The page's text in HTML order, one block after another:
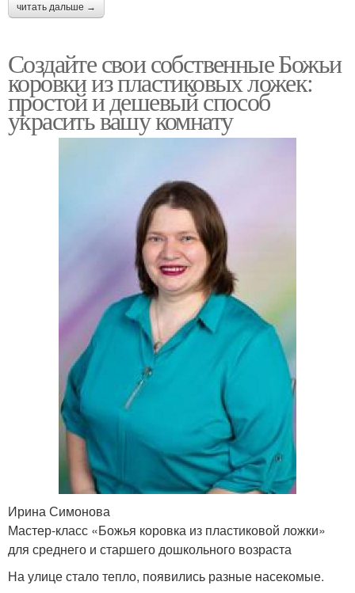
читать дальше →
Создайте свои собственные Божьи
коровки из пластиковых ложек:
простой и дешевый способ
украсить вашу комнату
Ирина Симонова
Мастер-класс «Божья коровка из пластиковой ложки»
для среднего и старшего дошкольного возраста
На улице стало тепло, появились разные насекомые.